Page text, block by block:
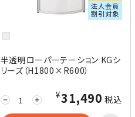
法人会員
割引対象
半透明ローパーテーション KGシ
リーズ（H1800×R600）
remove add ¥31,490 税込